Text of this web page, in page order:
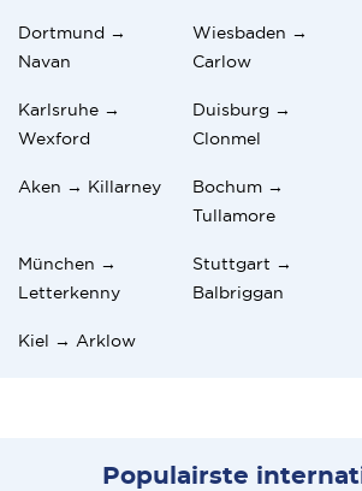
Dortmund →
Navan
Wiesbaden →
Carlow
Karlsruhe →
Wexford
Duisburg →
Clonmel
Aken → Killarney
Bochum →
Tullamore
München →
Letterkenny
Stuttgart →
Balbriggan
Kiel → Arklow
Populairste